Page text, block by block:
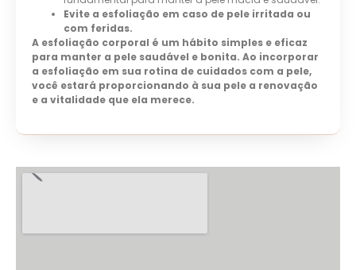
Evite a esfoliação em caso de pele irritada ou
com feridas.
A esfoliação corporal é um hábito simples e eficaz
para manter a pele saudável e bonita. Ao incorporar
a esfoliação em sua rotina de cuidados com a pele,
você estará proporcionando à sua pele a renovação
e a vitalidade que ela merece.